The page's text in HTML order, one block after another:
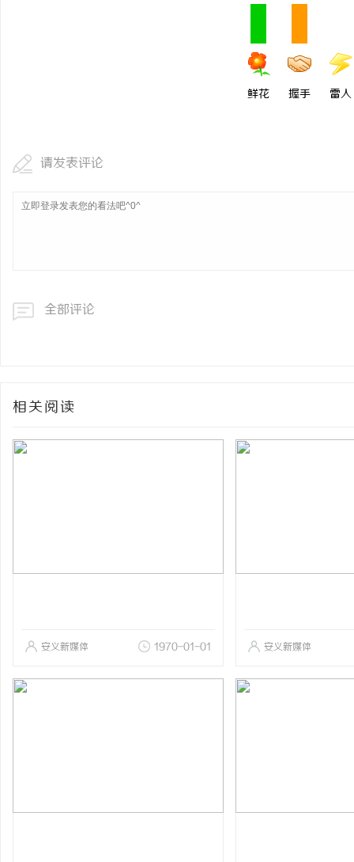
鲜花 握手 雷人
请发表评论
全部评论
相关阅读
安义新媒体 1970-01-01 安义新媒体